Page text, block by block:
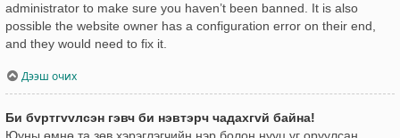
administrator to make sure you haven’t been banned. It is also
possible the website owner has a configuration error on their end,
and they would need to fix it.
Дээш очих
Би бvртгvvлсэн гэвч би нэвтэрч чадахгvй байна!
Юуны өмнө та зөв хэрэглэгчийн нэр болон нууц үг оруулсан